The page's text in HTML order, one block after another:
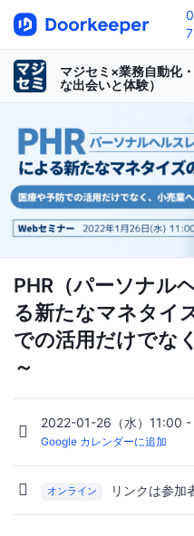
マジセミ×業務自動化
な出会いと体験）
PHR（パーソナル
る新たなマネタイ
での活用だけでな
～
2022-01-26（水）11:00 -
Google カレンダーに追加
オンライン リンクは参加